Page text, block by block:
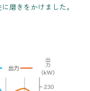
磨きをかけました。